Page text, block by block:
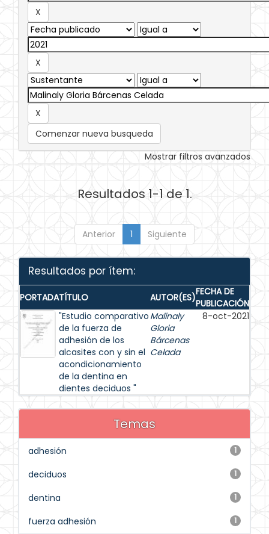
Comenzar nueva busqueda
Mostrar filtros avanzados
Resultados 1-1 de 1.
Anterior 1 Siguiente
Resultados por ítem:
PORTADATÍTULO AUTOR(ES)FECHA DE
PUBLICACIÓN
"Estudio comparativo
de la fuerza de
adhesión de los
alcasites con y sin el
acondicionamiento
de la dentina en
dientes deciduos "
Malinaly
Gloria
Bárcenas
Celada
8-oct-2021
Temas
1
adhesión
1
deciduos
1
dentina
1
fuerza adhesión